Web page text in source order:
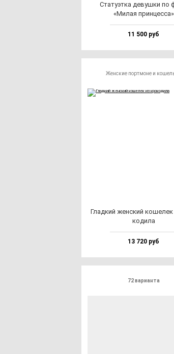
Ста­ту­эт­ка де­вуш­ки по
«Милая прин­цес­са»
11 500 руб
Женские портмоне и
Глад­кий жен­ский
ко­ди­ла
13 720 руб
72 варианта